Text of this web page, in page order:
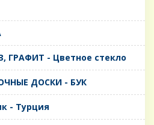
ГРАФИТ - Цветное стекло
ДОСКИ - БУК
- Турция